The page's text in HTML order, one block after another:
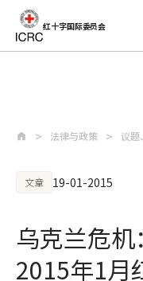
红十字国际委员会
法律与政策 议题
文章 19-01-2015
乌克兰危
2015年1月